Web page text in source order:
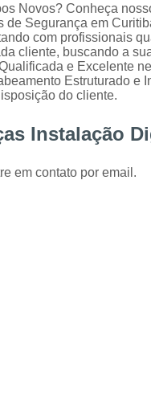
Novos? Conheça
Segurança em
com profissionais
cliente, buscando a
e Excelente
Estruturado e
do cliente.
Instalação
em contato por email.